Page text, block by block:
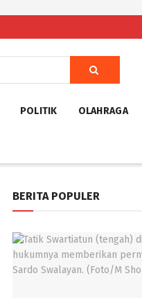
POLITIK OLAHRAGA
BERITA POPULER